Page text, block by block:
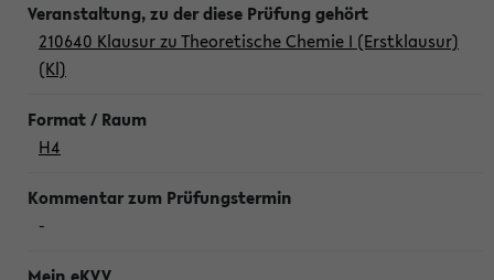
210640 Klausur zu Theoretische Chemie I (Erstklausur)
(Kl)
H4
-